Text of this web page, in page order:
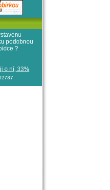
podobnou
?
o ní, 33%